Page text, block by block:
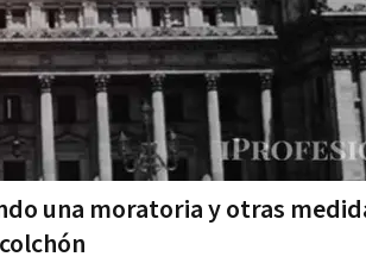
una moratoria y otras